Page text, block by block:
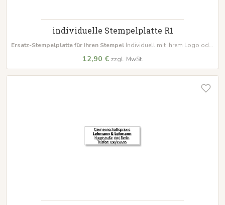
individuelle Stempelplatte R1
Ersatz-Stempelplatte für Ihren Stempel Individuell mit Ihrem Logo oder
12,90 € zzgl. MwSt.